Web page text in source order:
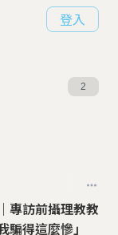
登入
2
專訪前攝理教教
得這麼慘」